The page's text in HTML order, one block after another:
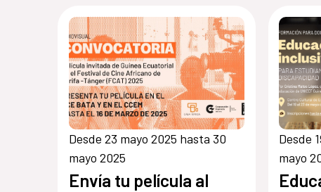
Desde 23 mayo 2025 hasta 30
mayo 2025
Envía tu película al
Desde
mayo